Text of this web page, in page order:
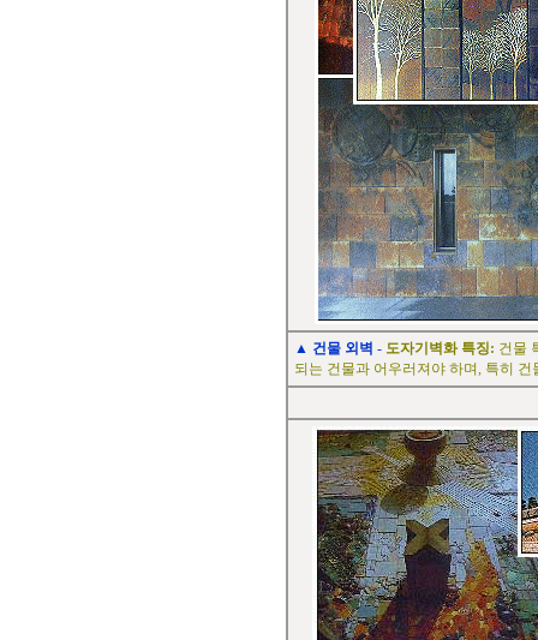
▲ 건물 외벽 - 도자기벽화 특징: 건물
되는 건물과 어우러져야 하며, 특히